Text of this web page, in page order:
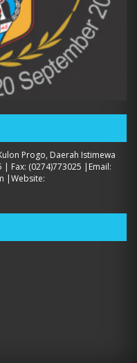
Progo, Daerah Istimewa
Fax: (0274)773025 |Email:
|Website: